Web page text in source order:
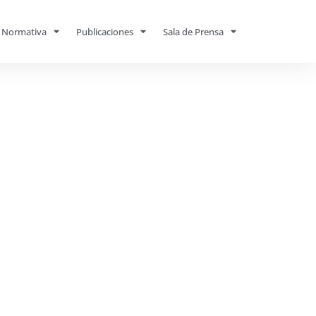
Normativa Publicaciones Sala de Prensa